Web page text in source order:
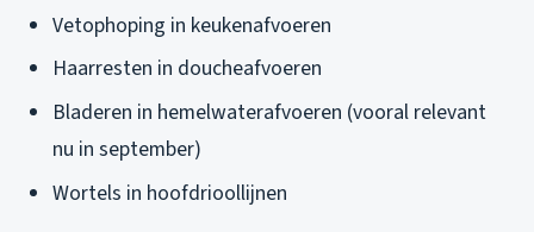
Vetophoping in keukenafvoeren
Haarresten in doucheafvoeren
Bladeren in hemelwaterafvoeren (vooral relevant
nu in september)
Wortels in hoofdrioollijnen